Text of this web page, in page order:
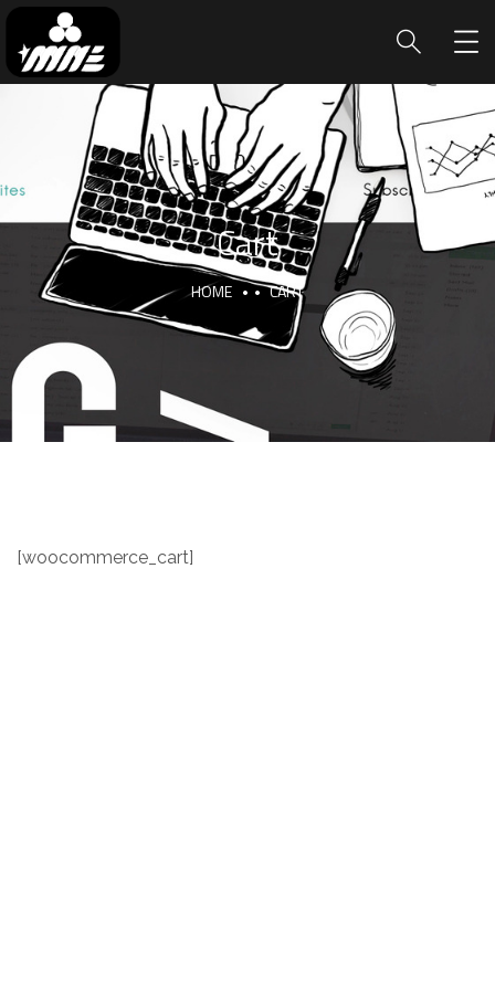
Cart
HOME CART
[woocommerce_cart]